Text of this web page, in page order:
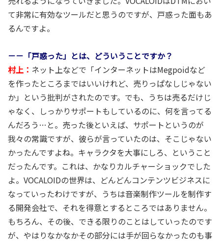
て非常に有効なツールだと思うのですが、戸惑った面もあ
るんですよ。
－－「戸惑った」とは、どういうことですか？
村上： ネット上などで「インターネットはMegpoidなど
を作ったところまではいいけれど、売りっぱなしじゃない
か」という批判がされたのです。でも、うちは売るだけじ
ゃなく、しっかりサポートもしているのに、何を言ってる
んだろう…と。売った後といえば、サポートというのが
我々の常識ですが、彼らが言っていたのは、そこじゃない
かったんですよね。キャラクタを大事にしろ、ということ
だったんです。これは、かなりカルチャーショックでした
よ。VOCALOIDの世界は、どんどんコンテンツビジネスに
なっていったわけですが、うちは音楽制作ツールを制作す
る開発会社で、それを得意とするところではありません。
もちろん、その後、できる限りのことはしていったのです
が、やはりなかなかその部分には手が回らなかったのも事